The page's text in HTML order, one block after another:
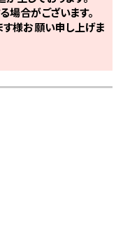
場合がございます。
す様お願い申し上げま